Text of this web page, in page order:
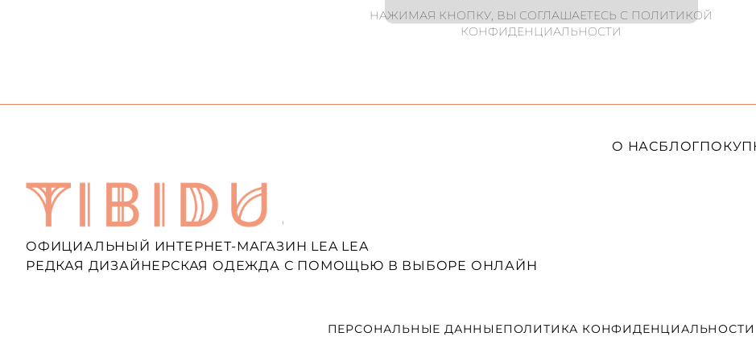
НАЖИМАЯ КНОПКУ, ВЫ СОГЛАШАЕТЕСЬ С ПОЛИТИКОЙ
КОНФИДЕНЦИАЛЬНОСТИ
ОФИЦИАЛЬНЫЙ ИНТЕРНЕТ-МАГАЗИН LEA LEA
РЕДКАЯ ДИЗАЙНЕРСКАЯ ОДЕЖДА С ПОМОЩЬЮ В ВЫБОРЕ ОНЛАЙН
О НАСБЛОГ
ПЕРСОНАЛЬНЫЕ ДАННЫЕПОЛИТИКА КОНФИДЕНЦИАЛЬНОСТИ